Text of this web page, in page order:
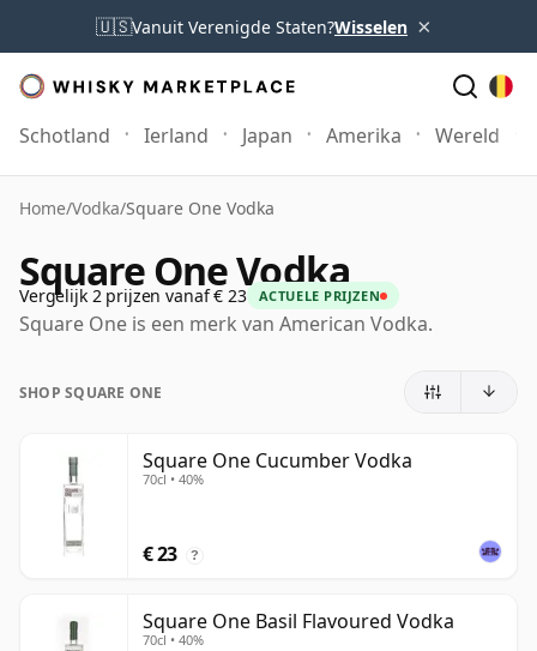
🇺🇸Vanuit Verenigde Staten?Wisselen ×
Schotland Ierland Japan Amerika Wereld
Home/Vodka/Square One Vodka
Square One Vodka
Vergelijk 2 prijzen vanaf € 23 ACTUELE PRIJZEN
Square One is een merk van American Vodka.
SHOP SQUARE ONE
Square One Cucumber Vodka
70cl • 40%
€ 23 ?
Square One Basil Flavoured Vodka
70cl • 40%